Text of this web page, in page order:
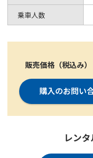
乗車人数
販売価格（税込み）
購入のお問い
レン